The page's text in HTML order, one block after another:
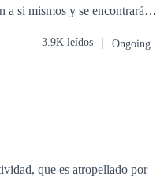
3.9K leídos Ongoing
que es atropellado por